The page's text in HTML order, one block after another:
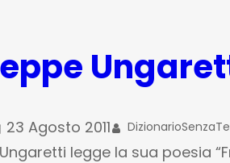
23 Agosto 2011
legge la sua poesia